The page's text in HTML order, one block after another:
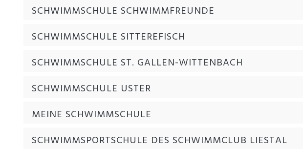
SCHWIMMSCHULE SCHWIMMFREUNDE
SCHWIMMSCHULE SITTEREFISCH
SCHWIMMSCHULE ST. GALLEN-WITTENBACH
SCHWIMMSCHULE USTER
MEINE SCHWIMMSCHULE
SCHWIMMSPORTSCHULE DES SCHWIMMCLUB LIESTAL